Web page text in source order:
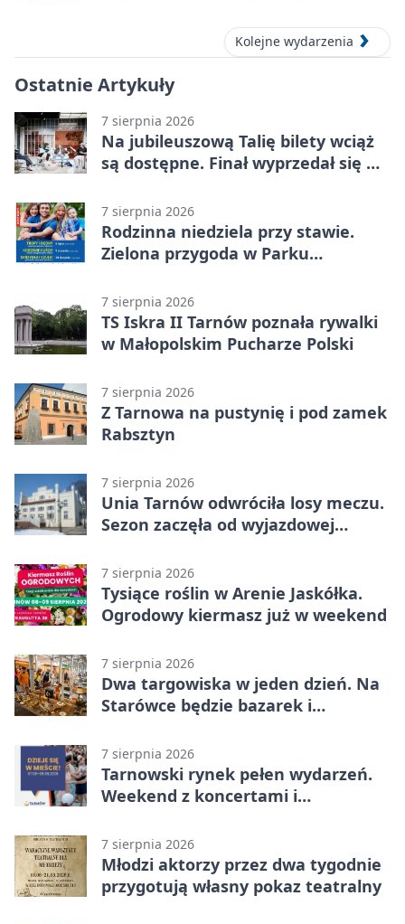
Kolejne wydarzenia
Ostatnie Artykuły
7 sierpnia 2026
Na jubileuszową Talię bilety wciąż
są dostępne. Finał wyprzedał się w
7 sierpnia 2026
Rodzinna niedziela przy stawie.
Zielona przygoda w Parku
7 sierpnia 2026
TS Iskra II Tarnów poznała rywalki
w Małopolskim Pucharze Polski
7 sierpnia 2026
Z Tarnowa na pustynię i pod zamek
Rabsztyn
7 sierpnia 2026
Unia Tarnów odwróciła losy meczu.
Sezon zaczęła od wyjazdowej
7 sierpnia 2026
Tysiące roślin w Arenie Jaskółka.
Ogrodowy kiermasz już w weekend
7 sierpnia 2026
Dwa targowiska w jeden dzień. Na
Starówce będzie bazarek i
7 sierpnia 2026
Tarnowski rynek pełen wydarzeń.
Weekend z koncertami i
7 sierpnia 2026
Młodzi aktorzy przez dwa tygodnie
przygotują własny pokaz teatralny